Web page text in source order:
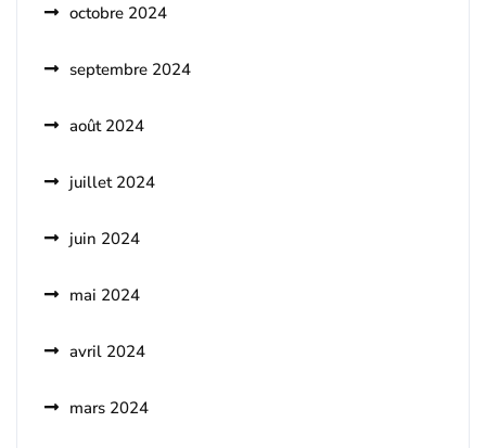
octobre 2024
septembre 2024
août 2024
juillet 2024
juin 2024
mai 2024
avril 2024
mars 2024